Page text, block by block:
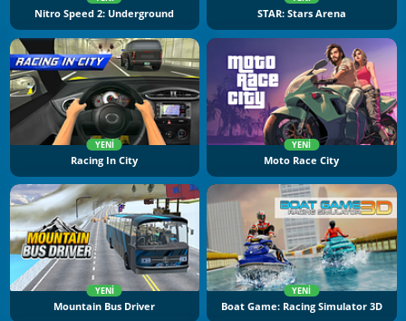
Nitro Speed 2: Underground STAR: Stars Arena
YENI
Racing In City
YENI
Moto Race City
YENI
Mountain Bus Driver
YENI
Boat Game: Racing Simulator 3D